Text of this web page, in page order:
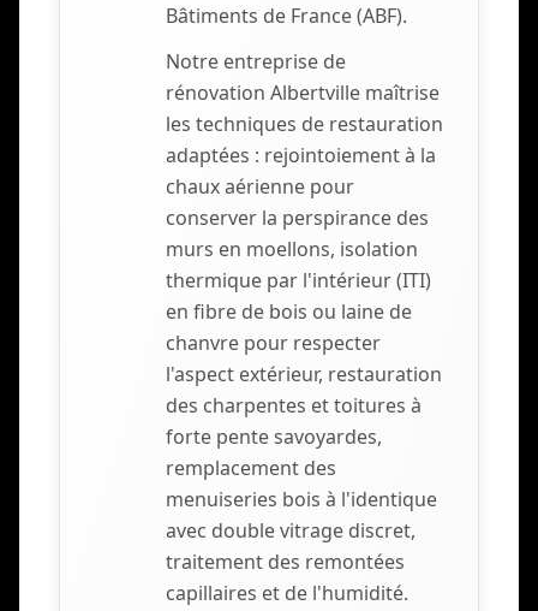
Bâtiments de France (ABF).
Notre entreprise de
rénovation Albertville maîtrise
les techniques de restauration
adaptées : rejointoiement à la
chaux aérienne pour
conserver la perspirance des
murs en moellons, isolation
thermique par l'intérieur (ITI)
en fibre de bois ou laine de
chanvre pour respecter
l'aspect extérieur, restauration
des charpentes et toitures à
forte pente savoyardes,
remplacement des
menuiseries bois à l'identique
avec double vitrage discret,
traitement des remontées
capillaires et de l'humidité.